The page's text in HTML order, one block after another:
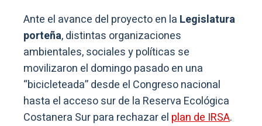
Ante el avance del proyecto en la Legislatura
porteña, distintas organizaciones
ambientales, sociales y políticas se
movilizaron el domingo pasado en una
“bicicleteada” desde el Congreso nacional
hasta el acceso sur de la Reserva Ecológica
Costanera Sur para rechazar el plan de IRSA.